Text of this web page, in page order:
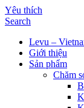
Yêu thích
Search
Levu –
Giới thiệu
Sản phẩm
Chăm